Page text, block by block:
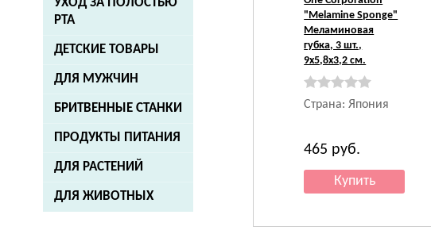
УХОД ЗА ПОЛОСТЬЮ
РТА
ДЕТСКИЕ ТОВАРЫ
ДЛЯ МУЖЧИН
БРИТВЕННЫЕ СТАНКИ
ПРОДУКТЫ ПИТАНИЯ
ДЛЯ РАСТЕНИЙ
ДЛЯ ЖИВОТНЫХ
"Melamine Sponge"
Меламиновая
губка, 3 шт.,
9x5,8x3,2 см.
Страна: Япония
465 руб.